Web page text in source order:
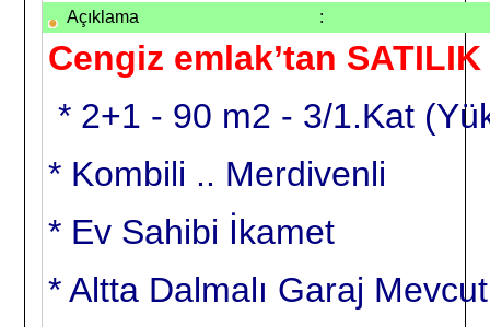
Açıklama
:
Cengiz emlak’tan
* 2+1 - 90 m2 - 3/1.Kat
* Kombili .. Merdivenli
* Ev Sahibi İkamet
* Altta Dalmalı Garaj Mevcut